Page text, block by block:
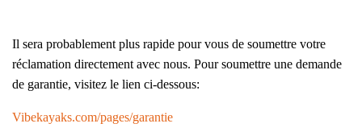
Il sera probablement plus rapide pour vous de soumettre votre
réclamation directement avec nous. Pour soumettre une demande
de garantie, visitez le lien ci-dessous:
Vibekayaks.com/pages/garantie